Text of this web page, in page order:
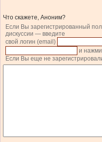
Что скажете, Аноним?
Если Вы зарегистрированный
дискуссии — введите
свой логин (email)
и
Если Вы еще не